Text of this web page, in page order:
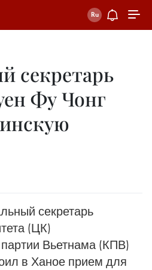
секретарь
Фу Чонг
секретарь
(ЦК)
Вьетнама (КПВ)
в Ханое прием для